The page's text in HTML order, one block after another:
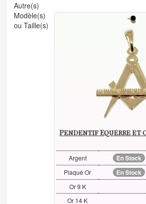
Autre(s)
Modèle(s)
ou Taille(s)
Pendentif Equerre et
Argent En Stock
Plaqué Or
En Stock
Or 9 K
Or 14 K